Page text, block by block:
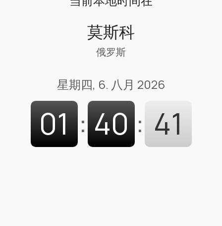
莫斯科
俄罗斯
星期四, 6. 八月 2026
01 : 40 : 42